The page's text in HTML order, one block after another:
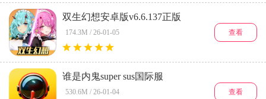
双生幻想安卓版v6.6.137正版
174.3M / 26-01-05 查看
谁是内鬼super sus国际服
v1.72.31.031
530.6M / 26-01-04 查看